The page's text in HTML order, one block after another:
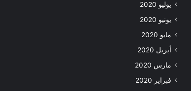
يوليو 2020
يونيو 2020
مايو 2020
أبريل 2020
مارس 2020
فبراير 2020